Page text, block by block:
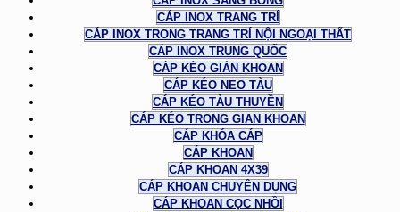
CÁP INOX TRANG TRÍ
CÁP INOX TRONG TRANG TRÍ NỘI NGOẠI THẤT
CÁP INOX TRUNG QUỐC
CÁP KÉO GIÀN KHOAN
CÁP KÉO NEO TÀU
CÁP KÉO TÀU THUYỀN
CÁP KÉO TRONG GIAN KHOAN
CÁP KHÓA CÁP
CÁP KHOAN
CÁP KHOAN 4X39
CÁP KHOAN CHUYÊN DỤNG
CÁP KHOAN CỌC NHỒI